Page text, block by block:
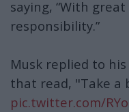
saying, “With
responsibility.”
Musk replied to
that read, "Take a
pic.twitter.com/